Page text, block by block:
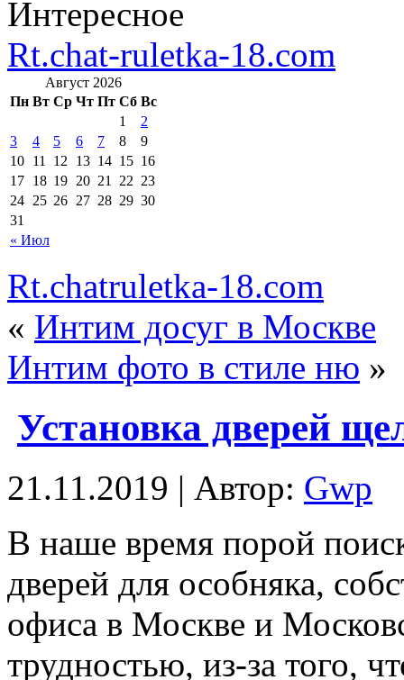
Интересное
Rt.chat-ruletka-18.com
Август 2026
Пн Вт Ср Чт Пт Сб Вс
« Июл
1
2
3
4 5 6 7 8
9
10 11 12 13 14 15 16
17 18 19 20 21 22 23
24 25 26 27 28 29 30
31
Rt.chatruletka-18.com
« Интим досуг в Москве
Интим фото в стиле ню »
Установка дверей
21.11.2019 | Автор: Gwp
В нaшe врeмя порой
дверей для особняка,
офиса в Москве и
трудностью, из-за того,